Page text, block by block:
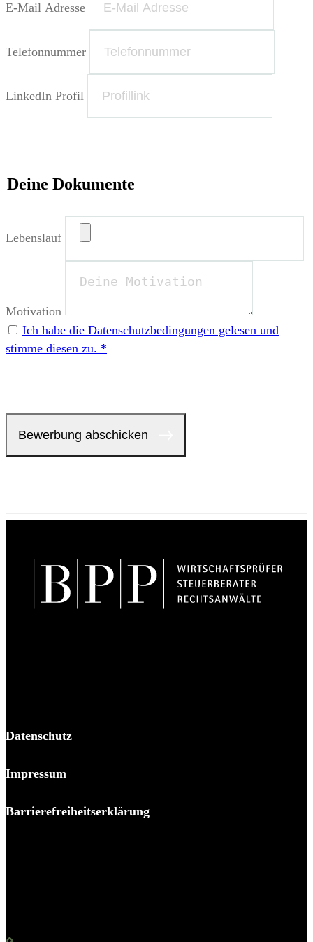
E-Mail Adresse
Telefonnummer
LinkedIn Profil
Deine Dokumente
Lebenslauf
Motivation
Ich habe die Datenschutzbedingungen gelesen und
stimme diesen zu. *
Bewerbung abschicken
Datenschutz
Impressum
Barrierefreiheitserklärung